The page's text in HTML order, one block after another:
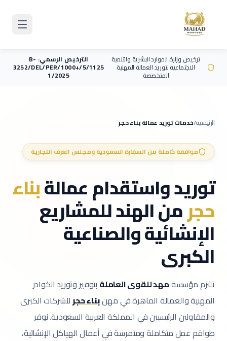
ترخيص وزارة الموارد البشرية والتنمية
الاجتماعية لتوريد العمالة المهنية
المتخصصة
الترخيص الرسمي: B-
3252/DEL/PER/1000+/5/1125
1/2025
الرئيسية/خدمات توريد عمالةبناء حجر
موافقة كاملة من السفارة السعودية ومجلس الغرف التجارية
توريد واستقدام عمالةبناء
حجرمن الهند للمشاريع
الإنشائية والصناعية
الكبرى
تلتزم مؤسسةمهد للقوى العاملة بتوفير وتوريد الكوادر
المهنية والعمالة الماهرة في مهنبناء حجرللشركات الكبرى
والمقاولين الرئيسيين في المملكة العربية السعودية.نوفر
طواقم عمل متكاملة ومتمرسة في أعمال الهياكل الإنشائية،